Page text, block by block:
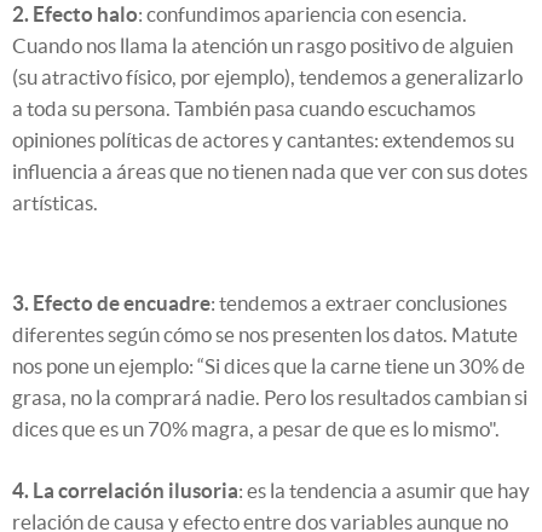
2. Efecto halo: confundimos apariencia con esencia.
Cuando nos llama la atención un rasgo positivo de alguien
(su atractivo físico, por ejemplo), tendemos a generalizarlo
a toda su persona. También pasa cuando escuchamos
opiniones políticas de actores y cantantes: extendemos su
influencia a áreas que no tienen nada que ver con sus dotes
artísticas.
3. Efecto de encuadre: tendemos a extraer conclusiones
diferentes según cómo se nos presenten los datos. Matute
nos pone un ejemplo: “Si dices que la carne tiene un 30% de
grasa, no la comprará nadie. Pero los resultados cambian si
dices que es un 70% magra, a pesar de que es lo mismo".
4. La correlación ilusoria: es la tendencia a asumir que hay
relación de causa y efecto entre dos variables aunque no